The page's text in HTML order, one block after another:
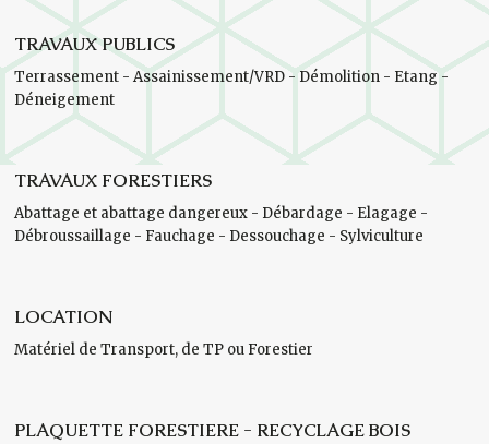
TRAVAUX PUBLICS
Terrassement - Assainissement/VRD - Démolition - Etang -
Déneigement
TRAVAUX FORESTIERS
Abattage et abattage dangereux - Débardage - Elagage -
Débroussaillage - Fauchage - Dessouchage - Sylviculture
LOCATION
Matériel de Transport, de TP ou Forestier
PLAQUETTE FORESTIERE - RECYCLAGE BOIS